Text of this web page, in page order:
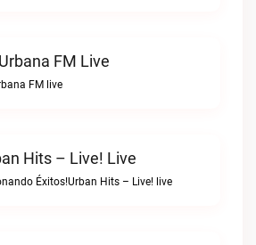
FM Live
FM live
Hits – Live! Live
Éxitos!Urban Hits – Live! live